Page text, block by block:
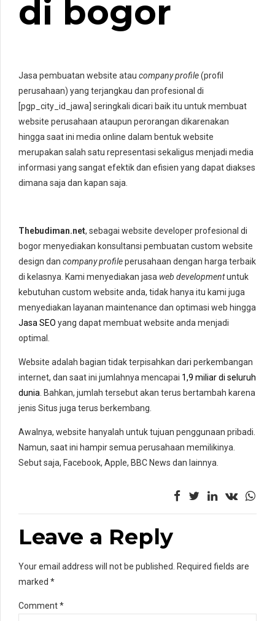
di bogor
Jasa pembuatan website atau company profile(profil
perusahaan) yang terjangkau dan profesional di
[pgp_city_id_jawa] seringkali dicari baik itu untuk membuat
website perusahaan ataupun perorangan dikarenakan
hingga saat ini media online dalam bentuk website
merupakan salah satu representasi sekaligus menjadi media
informasi yang sangat efektik dan efisien yang dapat diakses
dimana saja dan kapan saja.
Thebudiman.net, sebagai website developer profesional di
bogor menyediakan konsultansi pembuatan custom website
design dan company profileperusahaan dengan harga terbaik
di kelasnya. Kami menyediakan jasa web developmentuntuk
kebutuhan custom website anda, tidak hanya itu kami juga
menyediakan layanan maintenance dan optimasi web hingga
Jasa SEO yang dapat membuat website anda menjadi
optimal.
Website adalah bagian tidak terpisahkan dari perkembangan
internet, dan saat ini jumlahnya mencapai 1,9 miliar di seluruh
dunia . Bahkan, jumlah tersebut akan terus bertambah karena
jenis Situs juga terus berkembang.
Awalnya, website hanyalah untuk tujuan penggunaan pribadi.
Namun, saat ini hampir semua perusahaan memilikinya.
Sebut saja, Facebook, Apple, BBC News dan lainnya.
Leave a Reply
Your email address will not be published. Required fields are
marked *
Comment*